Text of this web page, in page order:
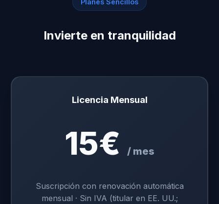
Planes Sencillos
Invierte en tranquilidad
Licencia Mensual
15€ / mes
Suscripción con renovación automática
mensual · Sin IVA (titular en EE. UU.;